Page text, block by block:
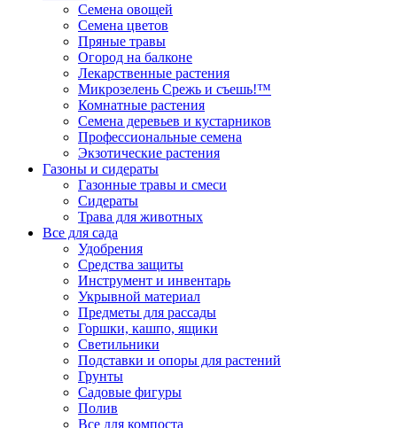
Семена овощей
Семена цветов
Пряные травы
Огород на балконе
Лекарственные растения
Микрозелень Срежь и съешь!™
Комнатные растения
Семена деревьев и кустарников
Профессиональные семена
Экзотические растения
Газоны и сидераты
Газонные травы и смеси
Сидераты
Трава для животных
Все для сада
Удобрения
Средства защиты
Инструмент и инвентарь
Укрывной материал
Предметы для рассады
Горшки, кашпо, ящики
Светильники
Подставки и опоры для растений
Грунты
Садовые фигуры
Полив
Все для компоста